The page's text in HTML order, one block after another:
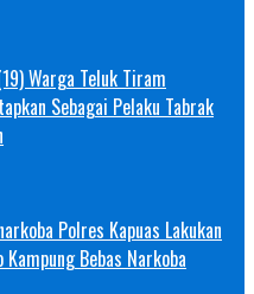
Warga Teluk Tiram
Sebagai Pelaku Tabrak
Polres Kapuas Lakukan
Bebas Narkoba